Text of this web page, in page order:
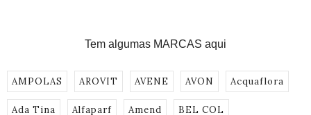
Tem algumas MARCAS aqui
AMPOLAS AROVIT AVENE AVON Acquaflora
Ada Tina Alfaparf Amend BEL COL